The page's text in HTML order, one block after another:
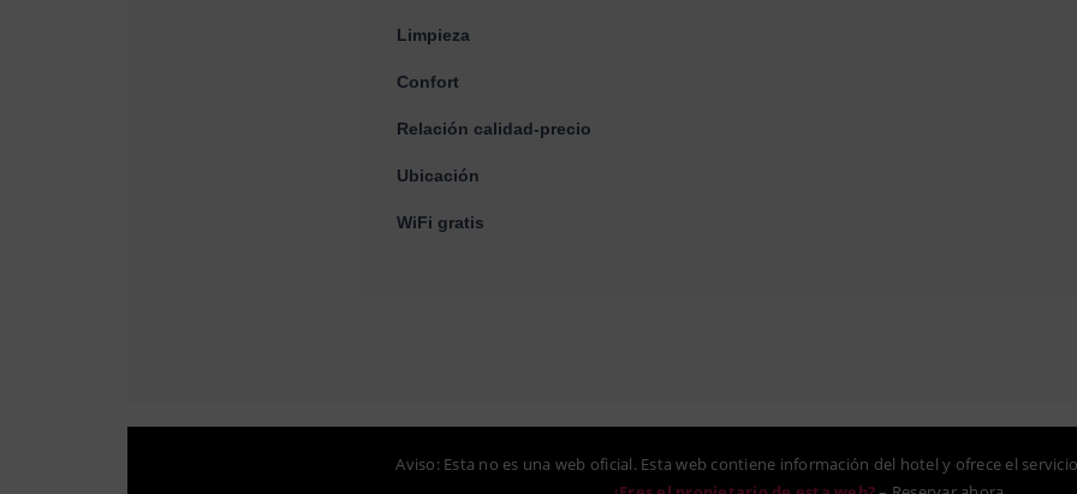
Limpieza
Confort
Relación calidad-precio
Ubicación
WiFi gratis
Aviso: Esta no es una web oficial. Esta web contiene información del hotel y ofrece el